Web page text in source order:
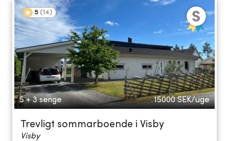
5 (14)
5 + 3 senge 15000 SEK/uge
Trevligt sommarboende i Visby
Visby